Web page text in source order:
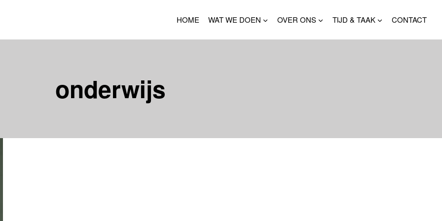
HOME WAT WE DOEN OVER ONS TIJD & TAAK CONTACT
onderwijs